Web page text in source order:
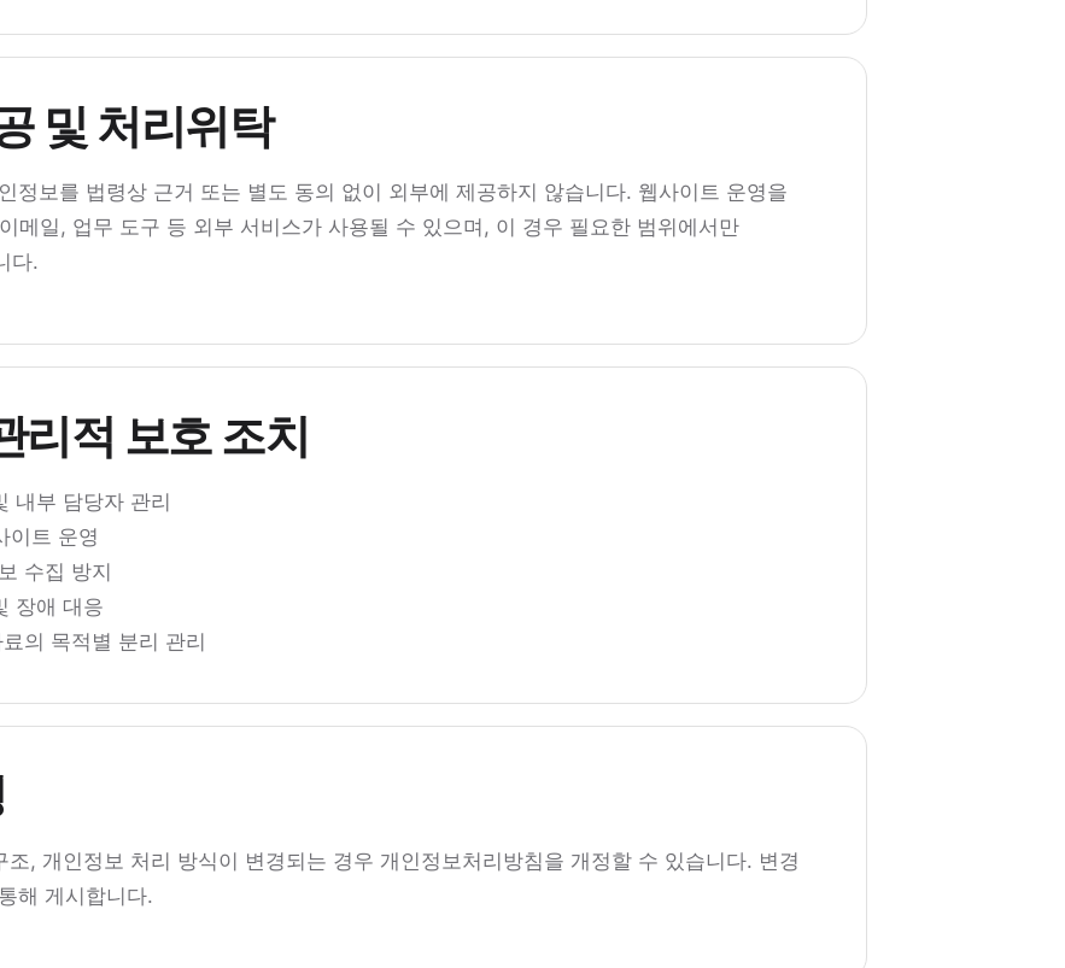
및 처리위탁
정보를 법령상 근거 또는 별도 동의 없이 외부에 제공하지 않습니다. 웹사이트 운영을
메일, 업무 도구 등 외부 서비스가 사용될 수 있으며, 이 경우 필요한 범위에서만
다.
리적 보호 조치
내부 담당자 관리
이트 운영
수집 방지
장애 대응
의 목적별 분리 관리
조, 개인정보 처리 방식이 변경되는 경우 개인정보처리방침을 개정할 수 있습니다. 변경
해 게시합니다.